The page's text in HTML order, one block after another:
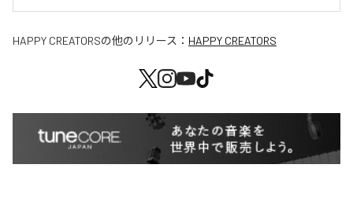
HAPPY CREATORSの他のリリース： HAPPY CREATORS